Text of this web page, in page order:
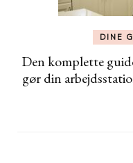
DINE
Den komplette
gør din